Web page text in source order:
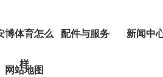
博体育怎么
样
挖掘机
配件与服务 新闻中
网站地图